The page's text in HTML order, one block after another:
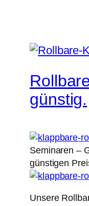
günstig.
Seminaren –
günstigen
Unsere